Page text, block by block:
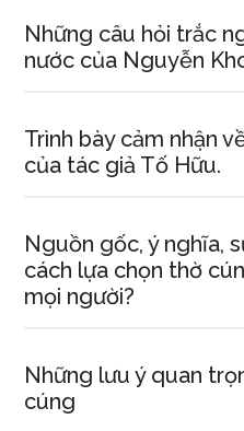
Những câu hỏi trắc
nước của Nguyễn
Trình bày cảm nhận
của tác giả Tố Hữu.
Nguồn gốc, ý nghĩa,
cách lựa chọn thờ
mọi người?
Những lưu ý quan
cúng